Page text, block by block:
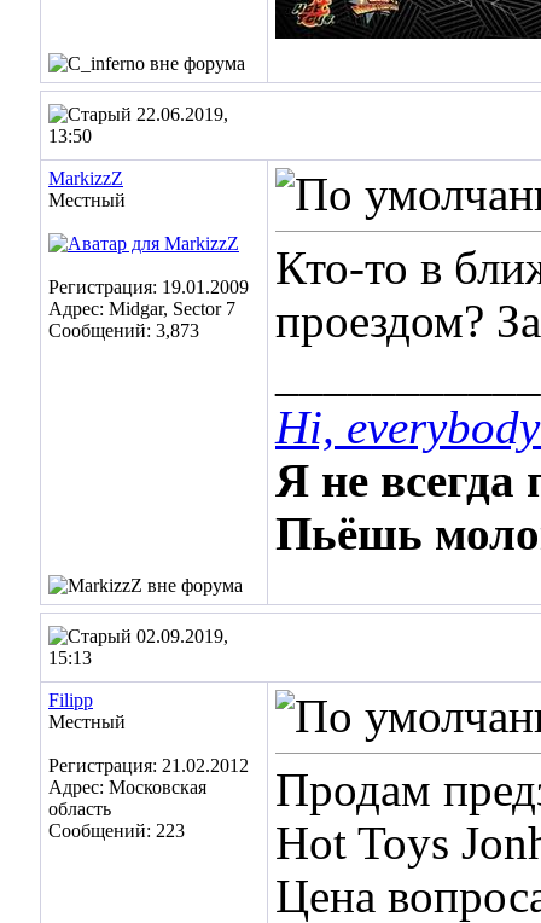
22.06.2019,
13:50
MarkizzZ
Местный
Регистрация: 19.01.2009
Адрес: Midgar, Sector 7
Сообщений: 3,873
Кто-то в
проездом?
Hi,
Я не
Пьёшь
02.09.2019,
15:13
Filipp
Местный
Регистрация: 21.02.2012
Адрес: Московская
область
Сообщений: 223
Продам
Hot Toys
Цена